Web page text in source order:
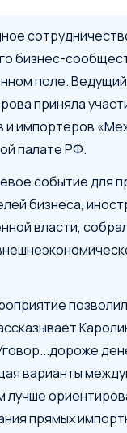
бизнес-
поле.
приняла
и импортёров
палате РФ.
событие для
бизнеса,
власти,
варианты
лучше
прямых